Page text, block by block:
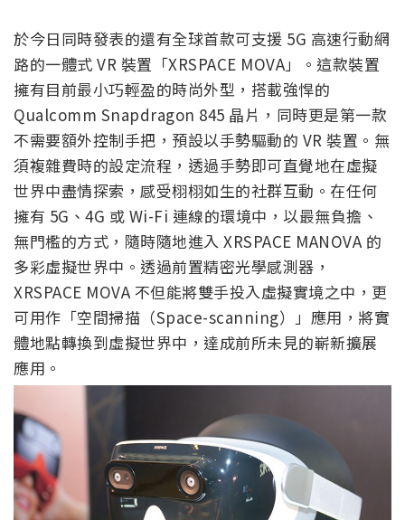
於今日同時發表的還有全球首款可支援 5G 高速行動網
路的一體式 VR 裝置「XRSPACE MOVA」。這款裝置
擁有目前最小巧輕盈的時尚外型，搭載強悍的
Qualcomm Snapdragon 845 晶片，同時更是第一款
不需要額外控制手把，預設以手勢驅動的 VR 裝置。無
須複雜費時的設定流程，透過手勢即可直覺地在虛擬
世界中盡情探索，感受栩栩如生的社群互動。在任何
擁有 5G、4G 或 Wi-Fi 連線的環境中，以最無負擔、
無門檻的方式，隨時隨地進入 XRSPACE MANOVA 的
多彩虛擬世界中。透過前置精密光學感測器，
XRSPACE MOVA 不但能將雙手投入虛擬實境之中，更
可用作「空間掃描（Space-scanning）」應用，將實
體地點轉換到虛擬世界中，達成前所未見的嶄新擴展
應用。